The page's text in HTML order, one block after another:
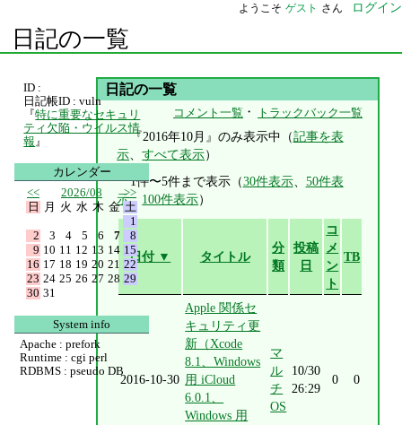
ようこそ ゲスト さん ログイン
日記の一覧
日記の一覧
コメント一覧 ・ トラックバック一覧
『2016年10月』のみ表示中（記事を表
示、すべて表示）
1件〜5件まで表示（30件表示、 50件表
示、 100件表示）
日付 ▼ タイトル
分
類
投稿
日
コ
メ
ン
ト
TB
2016-10-30
Apple 関係セ
キュリティ更
新（Xcode
8.1、Windows
用 iCloud
6.0.1、
Windows 用
マ
ル
チ
OS
10/30
26:29
0 0
ID :
日記帳ID : vuln
『特に重要なセキュリ
ティ欠陥・ウイルス情
報 』
カレンダー
<<
2026/08
>>
日
月 火 水 木 金 土
1
2
3 4 5 6 7
8
9 10 11 12 13 14 15
16 17 18 19 20 21 22
23 24 25 26 27 28 29
30 31
System info
Apache : prefork
Runtime : cgi perl
RDBMS : pseudo DB